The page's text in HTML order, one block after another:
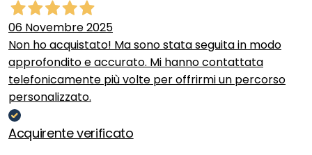
06 Novembre 2025
Non ho acquistato! Ma sono stata seguita in modo
approfondito e accurato. Mi hanno contattata
telefonicamente più volte per offrirmi un percorso
personalizzato.
Acquirente verificato